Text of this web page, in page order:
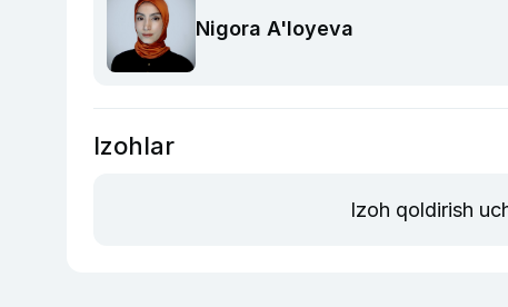
Nigora A'loyeva
Izohlar
Izoh qoldirish